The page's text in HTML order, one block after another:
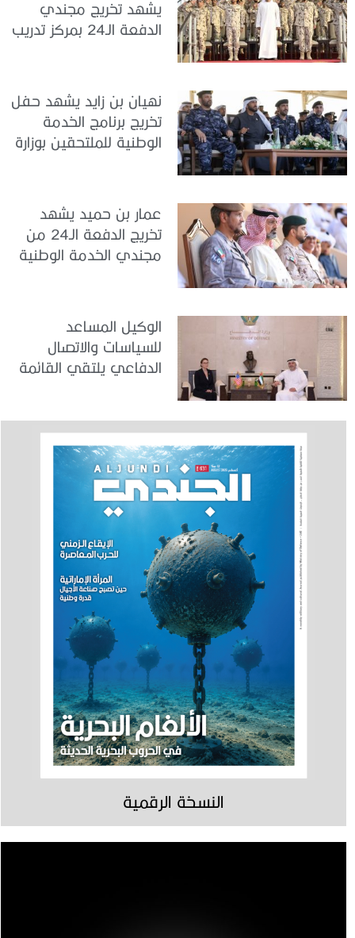
يشهد تخريج مجندي
الدفعة الـ24 بمركز تدريب
نهيان بن زايد يشهد حفل
تخريج برنامج الخدمة
الوطنية للملتحقين بوزارة
عمار بن حميد يشهد
تخريج الدفعة الـ24 من
مجندي الخدمة الوطنية
الوكيل المساعد
للسياسات والاتصال
الدفاعي يلتقي القائمة
النسخة الرقمية